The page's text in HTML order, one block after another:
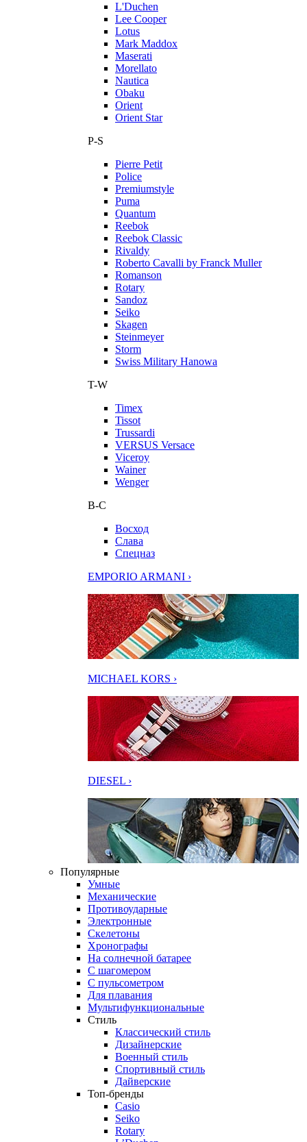
L'Duchen
Lee Cooper
Lotus
Mark Maddox
Maserati
Morellato
Nautica
Obaku
Orient
Orient Star
P-S
Pierre Petit
Police
Premiumstyle
Puma
Quantum
Reebok
Reebok Classic
Rivaldy
Roberto Cavalli by Franck Muller
Romanson
Rotary
Sandoz
Seiko
Skagen
Steinmeyer
Storm
Swiss Military Hanowa
T-W
Timex
Tissot
Trussardi
VERSUS Versace
Viceroy
Wainer
Wenger
В-С
Восход
Слава
Спецназ
EMPORIO ARMANI ›
MICHAEL KORS ›
DIESEL ›
Популярные
Умные
Механические
Противоударные
Электронные
Скелетоны
Хронографы
На солнечной батарее
С шагомером
С пульсометром
Для плавания
Мультифункциональные
Стиль
Классический стиль
Дизайнерские
Военный стиль
Спортивный стиль
Дайверские
Топ-бренды
Casio
Seiko
Rotary